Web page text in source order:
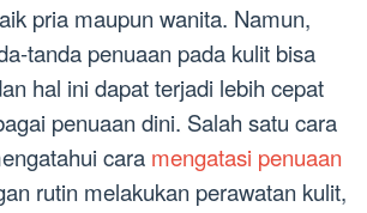
pria maupun wanita. Namun,
tanda penuaan pada kulit bisa
hal ini dapat terjadi lebih cepat
penuaan dini. Salah satu cara
cara mengatasi penuaan
rutin melakukan perawatan kulit,